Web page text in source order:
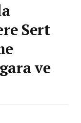
Sert
ve